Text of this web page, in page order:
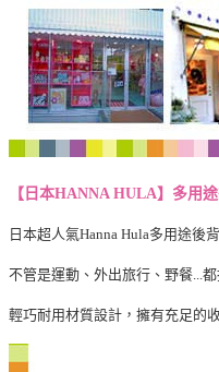
【日本HANNA HULA】多用
日本超人氣Hanna Hula多用途後
不管是運動、外出旅行、野餐...
輕巧耐用材質設計，擁有充足的